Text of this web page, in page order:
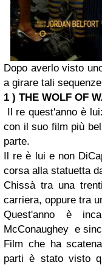
Dopo averlo visto
a girare tali
1 ) THE WOLF OF
Il re quest'anno è
con il suo film più
parte.
Il re è lui e non
corsa alla statuetta
Chissà tra una
carriera, oppure tra
Quest'anno è
McConaughey e
Film che ha
parti è stato visto